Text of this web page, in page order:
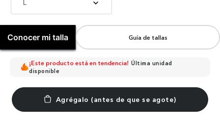
L
Conocer mi talla Guía de tallas
¡Este producto está en tendencia! Última unidad
disponible